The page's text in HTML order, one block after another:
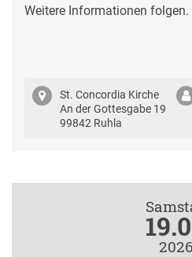
Weitere Informationen folgen.
St. Concordia Kirche
An der Gottesgabe 19
99842 Ruhla
2026